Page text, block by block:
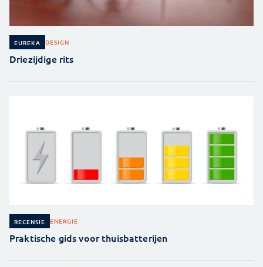
EUREKA DESIGN
Driezijdige rits
RECENSIE ENERGIE
Praktische gids voor thuisbatterijen